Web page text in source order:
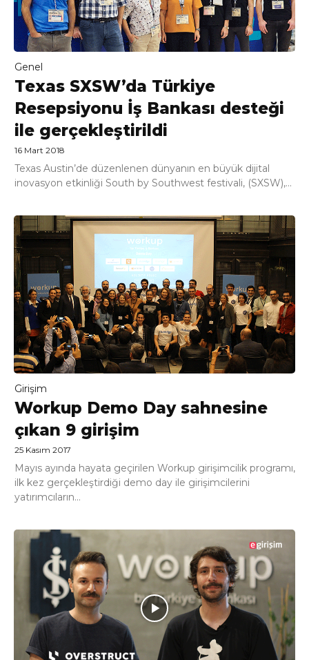
Genel
Texas SXSW’da Türkiye
Resepsiyonu İş Bankası desteği
ile gerçekleştirildi
16 Mart 2018
Texas Austin’de düzenlenen dünyanın en büyük dijital
inovasyon etkinliği South by Southwest festivali, (SXSW),...
Girişim
Workup Demo Day sahnesine
çıkan 9 girişim
25 Kasım 2017
Mayıs ayında hayata geçirilen Workup girişimcilik programı,
ilk kez gerçekleştirdiği demo day ile girişimcilerini
yatırımcıların...